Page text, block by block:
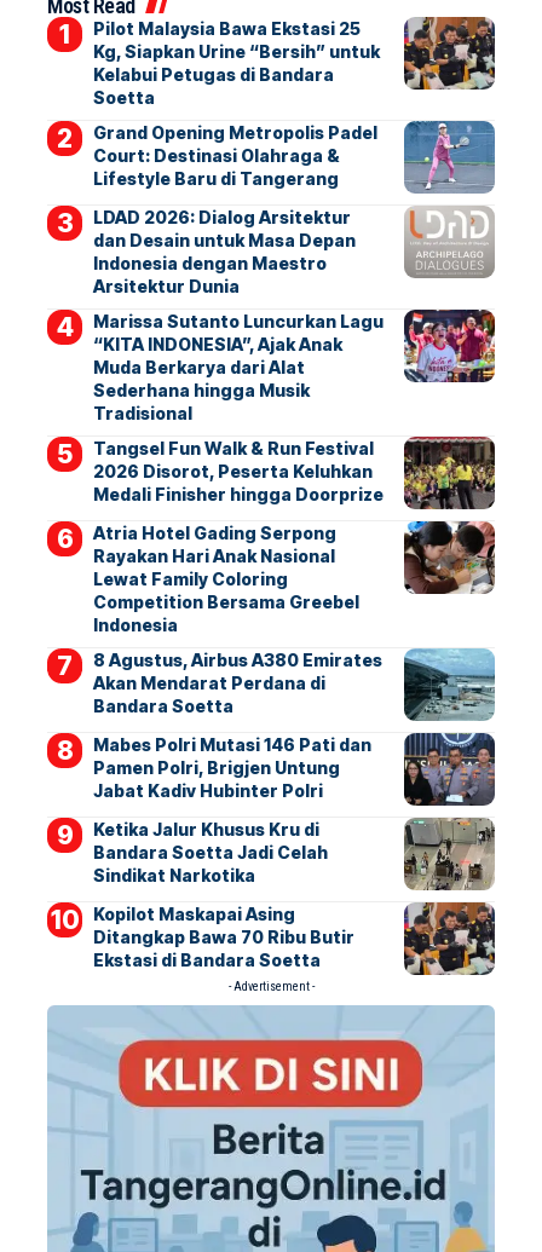
Most Read
Pilot Malaysia Bawa Ekstasi 25
Kg, Siapkan Urine “Bersih” untuk
Kelabui Petugas di Bandara
Soetta
Grand Opening Metropolis Padel
Court: Destinasi Olahraga &
Lifestyle Baru di Tangerang
LDAD 2026: Dialog Arsitektur
dan Desain untuk Masa Depan
Indonesia dengan Maestro
Arsitektur Dunia
Marissa Sutanto Luncurkan Lagu
“KITA INDONESIA”, Ajak Anak
Muda Berkarya dari Alat
Sederhana hingga Musik
Tradisional
Tangsel Fun Walk & Run Festival
2026 Disorot, Peserta Keluhkan
Medali Finisher hingga Doorprize
Atria Hotel Gading Serpong
Rayakan Hari Anak Nasional
Lewat Family Coloring
Competition Bersama Greebel
Indonesia
8 Agustus, Airbus A380 Emirates
Akan Mendarat Perdana di
Bandara Soetta
Mabes Polri Mutasi 146 Pati dan
Pamen Polri, Brigjen Untung
Jabat Kadiv Hubinter Polri
Ketika Jalur Khusus Kru di
Bandara Soetta Jadi Celah
Sindikat Narkotika
Kopilot Maskapai Asing
Ditangkap Bawa 70 Ribu Butir
Ekstasi di Bandara Soetta
- Advertisement -